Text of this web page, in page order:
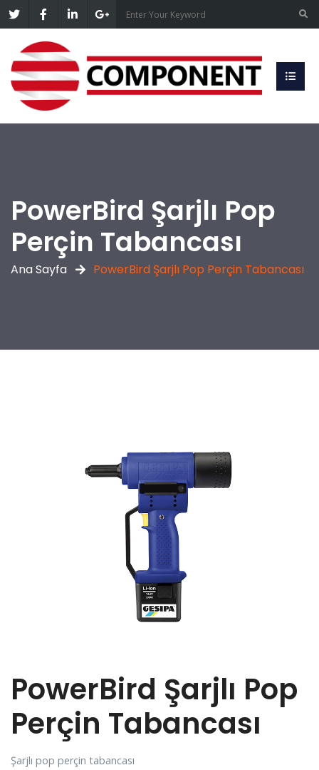
PowerBird Şarjlı Pop
Perçin Tabancası
Ana Sayfa PowerBird Şarjlı Pop Perçin Tabancası
PowerBird Şarjlı Pop
Perçin Tabancası
Şarjlı pop perçin tabancası